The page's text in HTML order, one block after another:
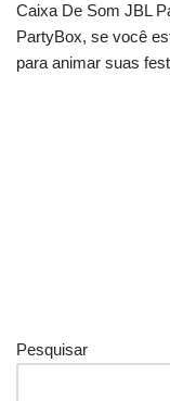
Caixa De Som JBL
PartyBox, se você
para animar suas
Pesquisar